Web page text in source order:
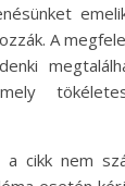
A
a cikk nem